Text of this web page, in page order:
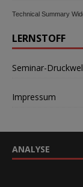
Technical Summary
LERNSTOFF
Seminar-
Impressum
ANALYSE